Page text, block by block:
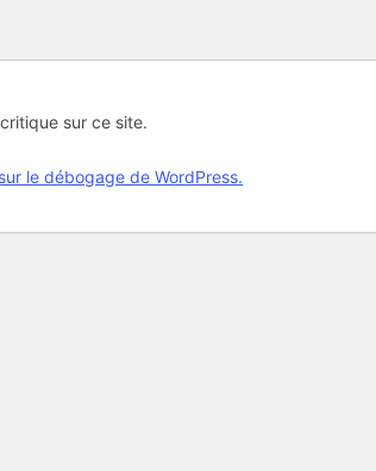
sur ce site.
le débogage de WordPress.